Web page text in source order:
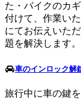
た・バイクのカ
付けて、作業い
にてお伝えいた
題を解決します
車のインロック解
旅行中に車の鍵